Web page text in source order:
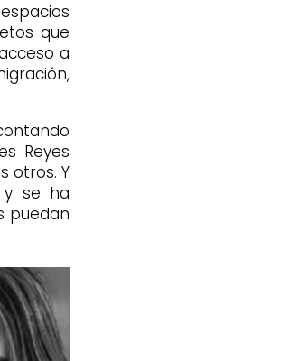
que
a
Reyes
otros. Y
y se ha
puedan